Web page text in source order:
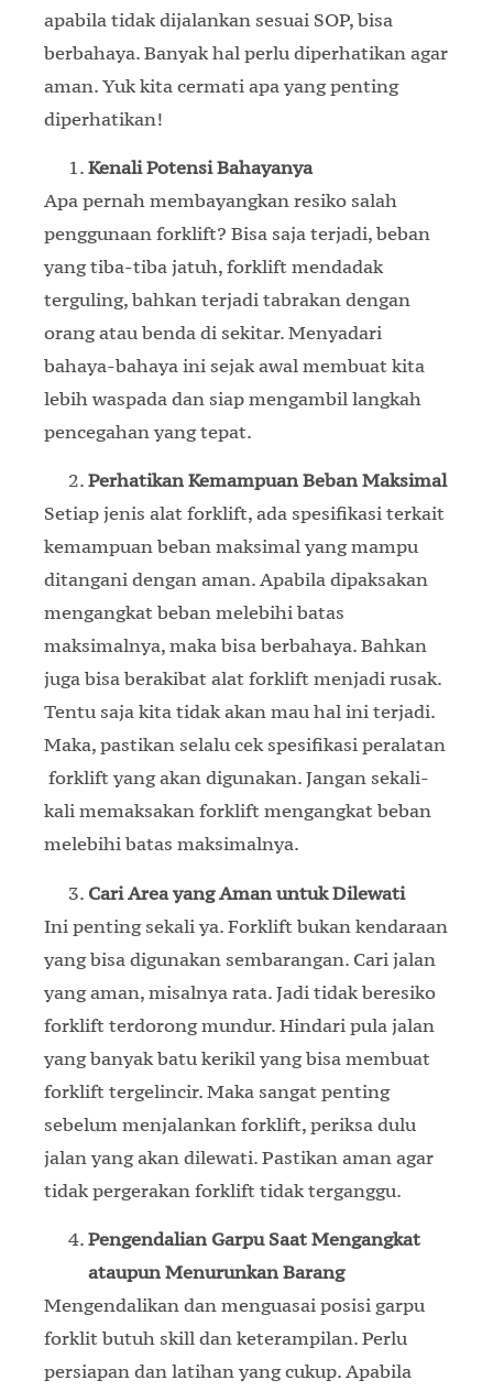
apabila tidak dijalankan sesuai SOP, bisa
berbahaya. Banyak hal perlu diperhatikan agar
aman. Yuk kita cermati apa yang penting
diperhatikan!
Kenali Potensi Bahayanya
Apa pernah membayangkan resiko salah
penggunaan forklift? Bisa saja terjadi, beban
yang tiba-tiba jatuh, forklift mendadak
terguling, bahkan terjadi tabrakan dengan
orang atau benda di sekitar. Menyadari
bahaya-bahaya ini sejak awal membuat kita
lebih waspada dan siap mengambil langkah
pencegahan yang tepat.
Perhatikan Kemampuan Beban Maksimal
Setiap jenis alat forklift, ada spesifikasi terkait
kemampuan beban maksimal yang mampu
ditangani dengan aman. Apabila dipaksakan
mengangkat beban melebihi batas
maksimalnya, maka bisa berbahaya. Bahkan
juga bisa berakibat alat forklift menjadi rusak.
Tentu saja kita tidak akan mau hal ini terjadi.
Maka, pastikan selalu cek spesifikasi peralatan
forklift yang akan digunakan. Jangan sekali-
kali memaksakan forklift mengangkat beban
melebihi batas maksimalnya.
Cari Area yang Aman untuk Dilewati
Ini penting sekali ya. Forklift bukan kendaraan
yang bisa digunakan sembarangan. Cari jalan
yang aman, misalnya rata. Jadi tidak beresiko
forklift terdorong mundur. Hindari pula jalan
yang banyak batu kerikil yang bisa membuat
forklift tergelincir. Maka sangat penting
sebelum menjalankan forklift, periksa dulu
jalan yang akan dilewati. Pastikan aman agar
tidak pergerakan forklift tidak terganggu.
Pengendalian Garpu Saat Mengangkat
ataupun Menurunkan Barang
Mengendalikan dan menguasai posisi garpu
forklit butuh skill dan keterampilan. Perlu
persiapan dan latihan yang cukup. Apabila